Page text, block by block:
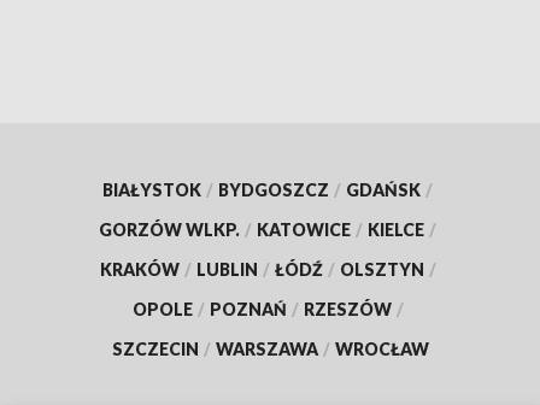
BIAŁYSTOK / BYDGOSZCZ / GDAŃSK /
GORZÓW WLKP. / KATOWICE / KIELCE /
KRAKÓW / LUBLIN / ŁÓDŹ / OLSZTYN /
OPOLE / POZNAŃ / RZESZÓW /
SZCZECIN / WARSZAWA / WROCŁAW